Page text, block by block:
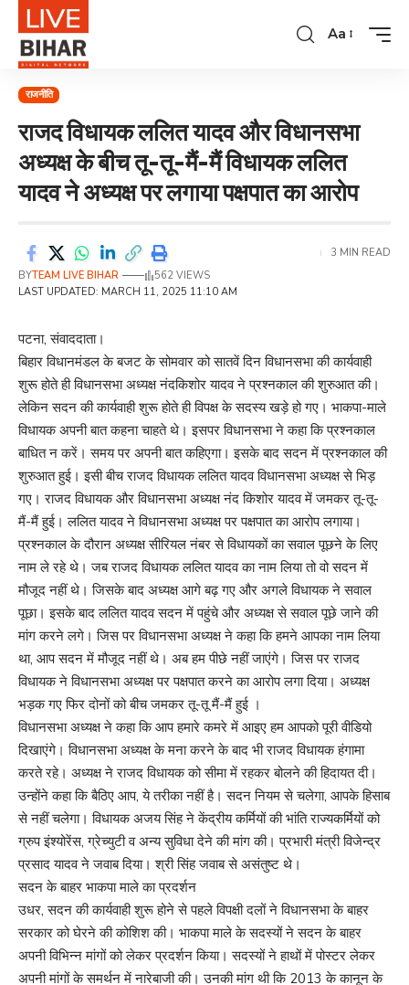
Aa
राजनीति
राजद विधायक ललित यादव और विधानसभा
अध्यक्ष के बीच तू-तू-मैं-मैं विधायक ललित
यादव ने अध्यक्ष पर लगाया पक्षपात का आरोप
LAST UPDATED: MARCH 11, 2025 11:10 AM
BYTEAM LIVE BIHAR 562 VIEWS
3 MIN READ
पटना, संवाददाता।
बिहार विधानमंडल के बजट के सोमवार को सातवें दिन विधानसभा की कार्यवाही
शुरू होते ही विधानसभा अध्यक्ष नंदकिशोर यादव ने प्रश्नकाल की शुरुआत की।
लेकिन सदन की कार्यवाही शुरू होते ही विपक्ष के सदस्य खड़े हो गए। भाकपा-माले
विधायक अपनी बात कहना चाहते थे। इसपर विधानसभा ने कहा कि प्रश्नकाल
बाधित न करें। समय पर अपनी बात कहिएगा। इसके बाद सदन में प्रश्नकाल की
शुरुआत हुई। इसी बीच राजद विधायक ललित यादव विधानसभा अध्यक्ष से भिड़
गए। राजद विधायक और विधानसभा अध्यक्ष नंद किशोर यादव में जमकर तू-तू-
मैं-मैं हुई। ललित यादव ने विधानसभा अध्यक्ष पर पक्षपात का आरोप लगाया।
प्रश्नकाल के दौरान अध्यक्ष सीरियल नंबर से विधायकों का सवाल पूछने के लिए
नाम ले रहे थे। जब राजद विधायक ललित यादव का नाम लिया तो वो सदन में
मौजूद नहीं थे। जिसके बाद अध्यक्ष आगे बढ़ गए और अगले विधायक ने सवाल
पूछा। इसके बाद ललित यादव सदन में पहुंचे और अध्यक्ष से सवाल पूछे जाने की
मांग करने लगे। जिस पर विधानसभा अध्यक्ष ने कहा कि हमने आपका नाम लिया
था, आप सदन में मौजूद नहीं थे। अब हम पीछे नहीं जाएंगे। जिस पर राजद
विधायक ने विधानसभा अध्यक्ष पर पक्षपात करने का आरोप लगा दिया। अध्यक्ष
भड़क गए फिर दोनों को बीच जमकर तू-तू मैं-मैं हुई ।
विधानसभा अध्यक्ष ने कहा कि आप हमारे कमरे में आइए हम आपको पूरी वीडियो
दिखाएंगे। विधानसभा अध्यक्ष के मना करने के बाद भी राजद विधायक हंगामा
करते रहे। अध्यक्ष ने राजद विधायक को सीमा में रहकर बोलने की हिदायत दी।
उन्होंने कहा कि बैठिए आप, ये तरीका नहीं है। सदन नियम से चलेगा, आपके हिसाब
से नहीं चलेगा। विधायक अजय सिंह ने केंद्रीय कर्मियों की भांति राज्यकर्मियों को
ग्रुप इंश्योरेंस, ग्रेच्युटी व अन्य सुविधा देने की मांग की। प्रभारी मंत्री विजेन्द्र
प्रसाद यादव ने जवाब दिया। श्री सिंह जवाब से असंतुष्ट थे।
सदन के बाहर भाकपा माले का प्रदर्शन
उधर, सदन की कार्यवाही शुरू होने से पहले विपक्षी दलों ने विधानसभा के बाहर
सरकार को घेरने की कोशिश की। भाकपा माले के सदस्यों ने सदन के बाहर
अपनी विभिन्न मांगों को लेकर प्रदर्शन किया। सदस्यों ने हाथों में पोस्टर लेकर
अपनी मांगों के समर्थन में नारेबाजी की। उनकी मांग थी कि 2013 के कानून के